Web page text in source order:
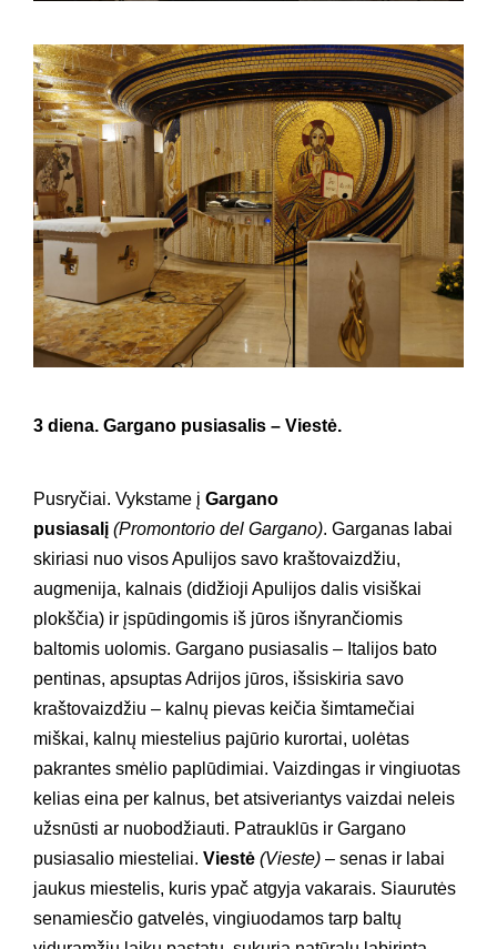
3 diena. Gargano pusiasalis – Viestė.
Pusryčiai. Vykstame į Gargano
pusiasalį (Promontorio del Gargano). Garganas labai
skiriasi nuo visos Apulijos savo kraštovaizdžiu,
augmenija, kalnais (didžioji Apulijos dalis visiškai
plokščia) ir įspūdingomis iš jūros išnyrančiomis
baltomis uolomis. Gargano pusiasalis – Italijos bato
pentinas, apsuptas Adrijos jūros, išsiskiria savo
kraštovaizdžiu – kalnų pievas keičia šimtamečiai
miškai, kalnų miestelius pajūrio kurortai, uolėtas
pakrantes smėlio paplūdimiai. Vaizdingas ir vingiuotas
kelias eina per kalnus, bet atsiveriantys vaizdai neleis
užsnūsti ar nuobodžiauti. Patrauklūs ir Gargano
pusiasalio miesteliai. Viestė (Vieste) – senas ir labai
jaukus miestelis, kuris ypač atgyja vakarais. Siaurutės
senamiesčio gatvelės, vingiuodamos tarp baltų